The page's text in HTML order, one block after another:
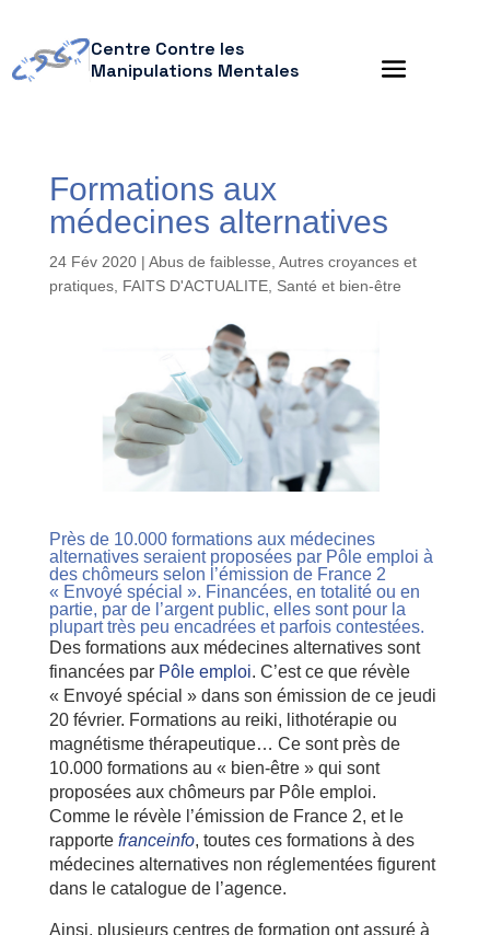
Centre Contre les
Manipulations Mentales
Formations aux
médecines alternatives
24 Fév 2020| Abus de faiblesse Autres croyances et
pratiques, FAITS D'ACTUALITE, Santé et bien-être
Près de 10.000 formations aux médecines
alternatives seraient proposées par Pôle emploi à
des chômeurs selon l’émission de France 2
« Envoyé spécial ». Financées, en totalité ou en
partie, par de l’argent public, elles sont pour la
plupart très peu encadrées et parfois contestées.
Des formations aux médecines alternatives sont
financées par Pôle emploi. C’est ce que révèle
« Envoyé spécial » dans son émission de ce jeudi
20 février. Formations au reiki, lithotérapie ou
magnétisme thérapeutique… Ce sont près de
10.000 formations au « bien-être » qui sont
proposées aux chômeurs par Pôle emploi.
Comme le révèle l’émission de France 2, et le
rapporte franceinfo, toutes ces formations à des
médecines alternatives non réglementées figurent
dans le catalogue de l’agence.
Ainsi, plusieurs centres de formation ont assuré à